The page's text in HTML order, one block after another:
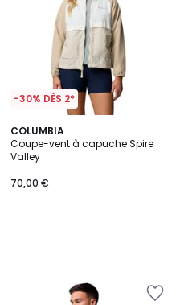
-30% DÈS 2*
COLUMBIA
Coupe-vent à capuche Spire
Valley
70,00 €